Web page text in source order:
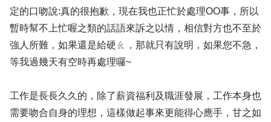
定的口吻說:真的很抱歉，現在我也正忙於處理OO事，所以
暫時幫不上忙喔之類的話語來訴之以情，相信對方也不至於
強人所難，如果還是給硬ㄠ，那就只有說明，如果您不急，
等我過幾天有空時再處理囉~
工作是長長久久的，除了薪資福利及職涯發展，工作本身也
需要吻合自身的理想，這樣做起事來更能得心應手，甘之如